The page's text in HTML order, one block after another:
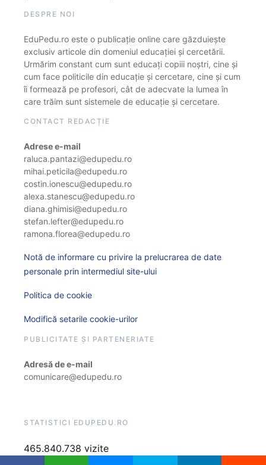
DESPRE NOI
EduPedu.ro este o publicație online care găzduiește
exclusiv articole din domeniul educației și cercetării.
Urmărim constant cum sunt educați copiii noștri, cine și
cum face politicile din educație și cercetare, cine și cum
îi formează pe profesori, cât de adecvate la lumea în
care trăim sunt sistemele de educație și cercetare.
CONTACT REDACȚIE
Adrese e-mail
raluca.pantazi@edupedu.ro
mihai.peticila@edupedu.ro
costin.ionescu@edupedu.ro
alexa.stanescu@edupedu.ro
diana.ghimisi@edupedu.ro
stefan.lefter@edupedu.ro
ramona.florea@edupedu.ro
Notă de informare cu privire la prelucrarea de date
personale prin intermediul site-ului
Politica de cookie
Modifică setarile cookie-urilor
PUBLICITATE ȘI PARTENERIATE
Adresă de e-mail
comunicare@edupedu.ro
STATISTICI EDUPEDU.RO
465.840.738 vizite